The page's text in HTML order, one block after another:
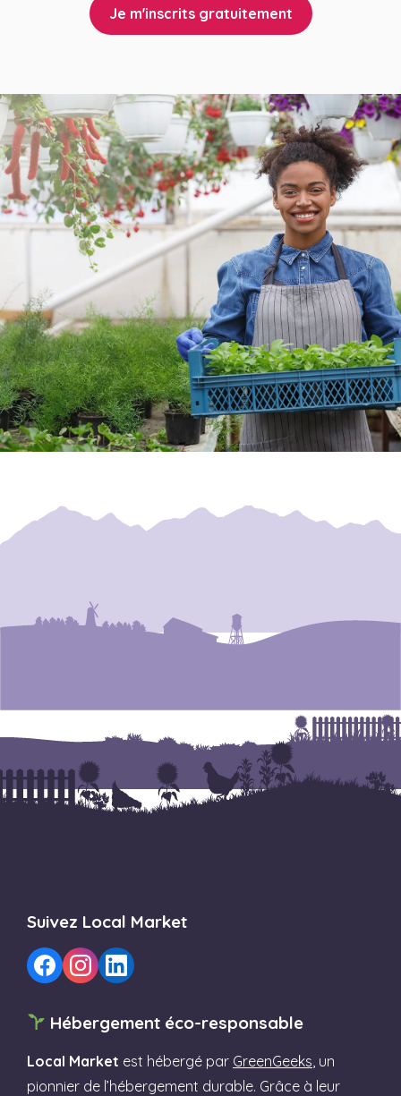
Je m'inscrits gratuitement
Suivez Local Market
Hébergement éco-responsable
Local Market est hébergé par GreenGeeks , un
pionnier de l’hébergement durable. Grâce à leur